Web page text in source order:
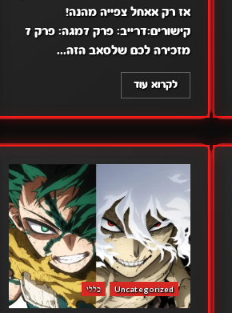
אז רק אאחל צפייה מהנה!
קישורים:דרייב: פרק 7מגה: פרק 7
מזכירה לכם שלסאב הזה...
לקרוא עוד
Uncategorized כללי